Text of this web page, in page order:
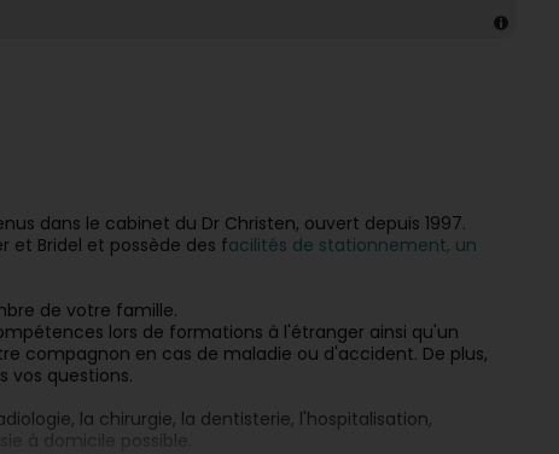
dans le cabinet du Dr Christen, ouvert depuis 1997.
et Bridel et possède des facilités de stationnement, un
de votre famille.
lors de formations à l'étranger ainsi qu'un
compagnon en cas de maladie ou d'accident. De plus,
vos questions.
la chirurgie, la dentisterie, l'hospitalisation,
à domicile possible.